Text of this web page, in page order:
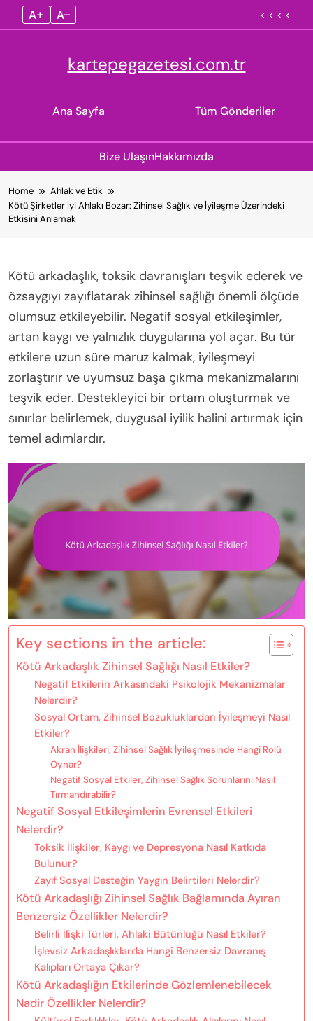
A+ A– < < < <
Ana Sayfa
kartepegazetesi.com.tr
Tüm Gönderiler
Bize UlaşınHakkımızda
to
content
Home
Ahlak ve Etik
Kötü Şirketler İyi Ahlakı Bozar: Zihinsel Sağlık ve İyileşme Üzerindeki
Etkisini Anlamak
Kötü arkadaşlık, toksik davranışları teşvik ederek ve
özsaygıyı zayıflatarak zihinsel sağlığı önemli ölçüde
olumsuz etkileyebilir. Negatif sosyal etkileşimler,
artan kaygı ve yalnızlık duygularına yol açar. Bu tür
etkilere uzun süre maruz kalmak, iyileşmeyi
zorlaştırır ve uyumsuz başa çıkma mekanizmalarını
teşvik eder. Destekleyici bir ortam oluşturmak ve
sınırlar belirlemek, duygusal iyilik halini artırmak için
temel adımlardır.
Key sections in the article:
Kötü Arkadaşlık Zihinsel Sağlığı Nasıl Etkiler?
Negatif Etkilerin Arkasındaki Psikolojik Mekanizmalar
Nelerdir?
Sosyal Ortam, Zihinsel Bozukluklardan İyileşmeyi Nasıl
Etkiler?
Akran İlişkileri, Zihinsel Sağlık İyileşmesinde Hangi Rolü
Oynar?
Negatif Sosyal Etkiler, Zihinsel Sağlık Sorunlarını Nasıl
Tırmandırabilir?
Negatif Sosyal Etkileşimlerin Evrensel Etkileri
Nelerdir?
Toksik İlişkiler, Kaygı ve Depresyona Nasıl Katkıda
Bulunur?
Zayıf Sosyal Desteğin Yaygın Belirtileri Nelerdir?
Kötü Arkadaşlığı Zihinsel Sağlık Bağlamında Ayıran
Benzersiz Özellikler Nelerdir?
Belirli İlişki Türleri, Ahlaki Bütünlüğü Nasıl Etkiler?
İşlevsiz Arkadaşlıklarda Hangi Benzersiz Davranış
Kalıpları Ortaya Çıkar?
Kötü Arkadaşlığın Etkilerinde Gözlemlenebilecek
Nadir Özellikler Nelerdir?